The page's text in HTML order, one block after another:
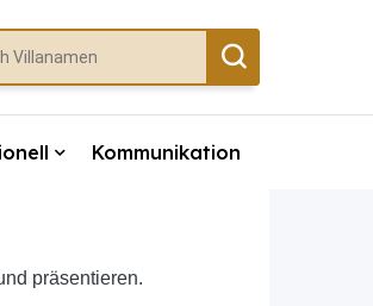
Kommunikation
präsentieren.